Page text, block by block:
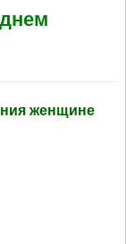
женщине